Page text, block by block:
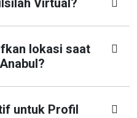
Virtual?
lokasi saat
untuk Profil